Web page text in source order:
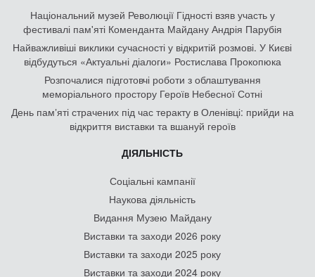
Національний музей Революції Гідності взяв участь у
фестивалі пам'яті Коменданта Майдану Андрія Парубія
Найважливіші виклики сучасності у відкритій розмові. У Києві
відбудуться «Актуальні діалоги» Ростислава Прокопюка
Розпочалися підготовчі роботи з облаштування
меморіального простору Героїв Небесної Сотні
День памʼяті страчених під час теракту в Оленівці: прийди на
відкриття виставки та вшануй героїв
ДІЯЛЬНІСТЬ
Соціальні кампанії
Наукова діяльність
Видання Музею Майдану
Виставки та заходи 2026 року
Виставки та заходи 2025 року
Виставки та заходи 2024 року